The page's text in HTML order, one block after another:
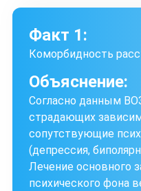
Факт 1:
Коморбидность
Объяснение:
Согласно данным
страдающих
сопутствующие
(депрессия,
Лечение основного
психического фона